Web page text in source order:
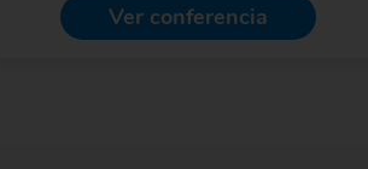
Ver conferencia